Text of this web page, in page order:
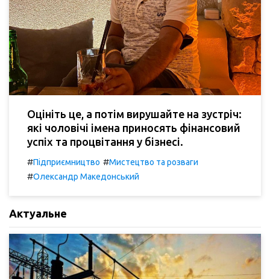
Оцініть це, а потім вирушайте на зустріч:
які чоловічі імена приносять фінансовий
успіх та процвітання у бізнесі.
#Підприємництво #Мистецтво та розваги
#Олександр Македонський
Актуальне